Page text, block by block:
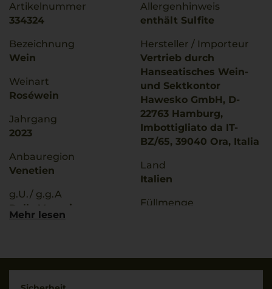
Artikelnummer
334324
Bezeichnung
Wein
Weinart
Roséwein
Jahrgang
2023
Anbauregion
Venetien
g.U./ g.g.A
Delle Venezie
Trinktemperatur
8 °C
Allergenhinweis
enthält Sulfite
Hersteller / Importeur
Vertrieb durch
Hanseatisches Wein-
und Sektkontor
Hawesko GmbH, D-
22763 Hamburg,
Imbottigliato da IT-
BZ/65, 39040 Ora, Italia
Land
Italien
Füllmenge
Mehr lesen